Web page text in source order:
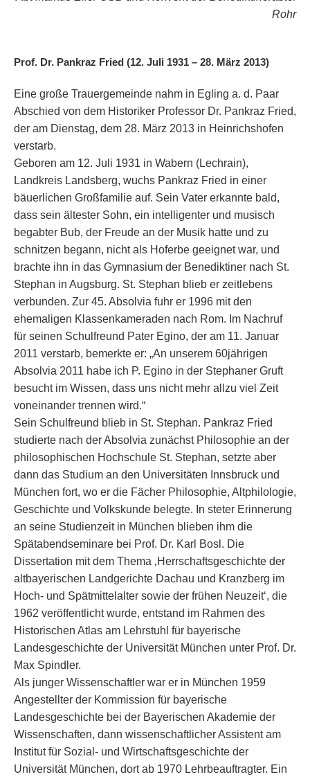
Rohr
Prof. Dr. Pankraz Fried (12. Juli 1931 – 28. März 2013)
Eine große Trauergemeinde nahm in Egling a. d. Paar
Abschied von dem Historiker Professor Dr. Pankraz Fried,
der am Dienstag, dem 28. März 2013 in Heinrichshofen
verstarb.
Geboren am 12. Juli 1931 in Wabern (Lechrain),
Landkreis Landsberg, wuchs Pankraz Fried in einer
bäuerlichen Großfamilie auf. Sein Vater erkannte bald,
dass sein ältester Sohn, ein intelligenter und musisch
begabter Bub, der Freude an der Musik hatte und zu
schnitzen begann, nicht als Hoferbe geeignet war, und
brachte ihn in das Gymnasium der Benediktiner nach St.
Stephan in Augsburg. St. Stephan blieb er zeitlebens
verbunden. Zur 45. Absolvia fuhr er 1996 mit den
ehemaligen Klassenkameraden nach Rom. Im Nachruf
für seinen Schulfreund Pater Egino, der am 11. Januar
2011 verstarb, bemerkte er: „An unserem 60jährigen
Absolvia 2011 habe ich P. Egino in der Stephaner Gruft
besucht im Wissen, dass uns nicht mehr allzu viel Zeit
voneinander trennen wird.“
Sein Schulfreund blieb in St. Stephan. Pankraz Fried
studierte nach der Absolvia zunächst Philosophie an der
philosophischen Hochschule St. Stephan, setzte aber
dann das Studium an den Universitäten Innsbruck und
München fort, wo er die Fächer Philosophie, Altphilologie,
Geschichte und Volkskunde belegte. In steter Erinnerung
an seine Studienzeit in München blieben ihm die
Spätabendseminare bei Prof. Dr. Karl Bosl. Die
Dissertation mit dem Thema ‚Herrschaftsgeschichte der
altbayerischen Landgerichte Dachau und Kranzberg im
Hoch- und Spätmittelalter sowie der frühen Neuzeit‘, die
1962 veröffentlicht wurde, entstand im Rahmen des
Historischen Atlas am Lehrstuhl für bayerische
Landesgeschichte der Universität München unter Prof. Dr.
Max Spindler.
Als junger Wissenschaftler war er in München 1959
Angestellter der Kommission für bayerische
Landesgeschichte bei der Bayerischen Akademie der
Wissenschaften, dann wissenschaftlicher Assistent am
Institut für Sozial- und Wirtschaftsgeschichte der
Universität München, dort ab 1970 Lehrbeauftragter. Ein